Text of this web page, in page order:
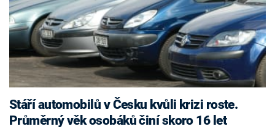
Stáří automobilů v Česku kvůli krizi roste.
Průměrný věk osobáků činí skoro 16 let